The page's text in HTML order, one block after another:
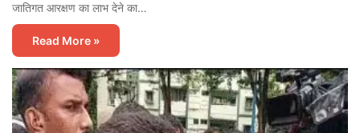
जातिगत आरक्षण का लाभ देने का…
Read More »